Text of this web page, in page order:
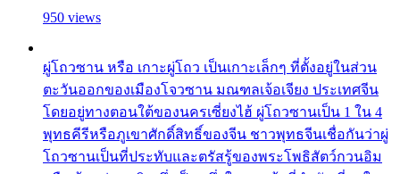
950 views
ผู่โถวซาน หรือ เกาะผู่โถว เป็นเกาะเล็กๆ ที่ตั้งอยู่ในส่วน
ตะวันออกของเมืองโจวซาน มณฑลเจ้อเจียง ประเทศจีน
โดยอยู่ทางตอนใต้ของนครเซี่ยงไฮ้ ผู่โถวซานเป็น 1 ใน 4
พุทธคีรีหรือภูเขาศักดิ์สิทธิ์ของจีน ชาวพุทธจีนเชื่อกันว่าผู่
โถวซานเป็นที่ประทับและตรัสรู้ของพระโพธิสัตว์กวนอิม